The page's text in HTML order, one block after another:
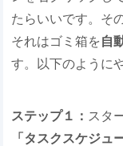
たらいいです。そ
それはゴミ箱を 自
す。以下のように
ステップ１： スタ
「タスクスケジュ